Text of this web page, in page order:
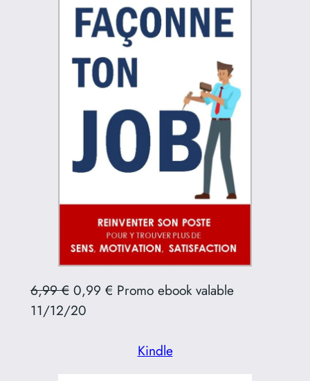
6,99 €0,99 € Promo ebook valable
11/12/20
Kindle